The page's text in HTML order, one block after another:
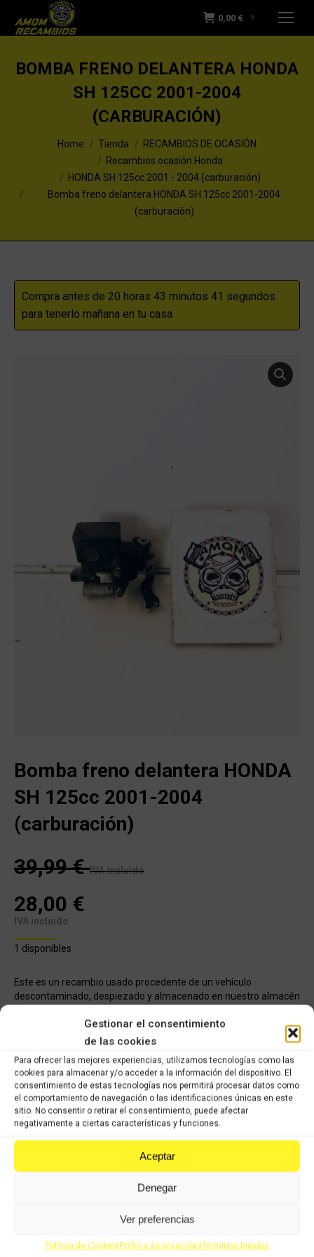
Gestionar el consentimiento
de las cookies
Para ofrecer las mejores experiencias, utilizamos tecnologías como las
cookies para almacenar y/o acceder a la información del dispositivo. El
consentimiento de estas tecnologías nos permitirá procesar datos como
el comportamiento de navegación o las identificaciones únicas en este
sitio. No consentir o retirar el consentimiento, puede afectar
negativamente a ciertas características y funciones.
Aceptar
Denegar
Ver preferencias
Política de CookiesPolítica de privacidadTérminos legales
0,00 € 0
BOMBA FRENO DELANTERA HONDA
SH 125CC 2001-2004
(CARBURACIÓN)
You are here:Home Tienda
RECAMBIOS DE OCASIÓN
Recambios ocasión Honda
HONDA SH 125cc 2001 - 2004 (carburación)
Bomba freno delantera HONDA SH 125cc 2001-2004
(carburación)
Compra antes de 20 horas 43 minutos 40 segundos
para tenerlo mañana en tu casa
Bomba freno delantera HONDA
SH 125cc 2001-2004
(carburación)
39,99€ IVA incluido
28,00 €
IVA incluido
1 disponibles
Este es un recambio usado procedente de un vehículo
descontaminado, despiezado y almacenado en nuestro almacén
sido verificados y seleccionados 1 a 1 por nuestros operarios
para servir un producto con garantía.
COMPRAR
Recambios ocasión Honda,
2004 (carburación)